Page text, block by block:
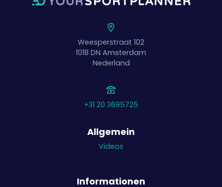
Weesperstraat 102
1018 DN Amsterdam
Nederland
+31 20 3695725
Allgemein
Videos
Informationen